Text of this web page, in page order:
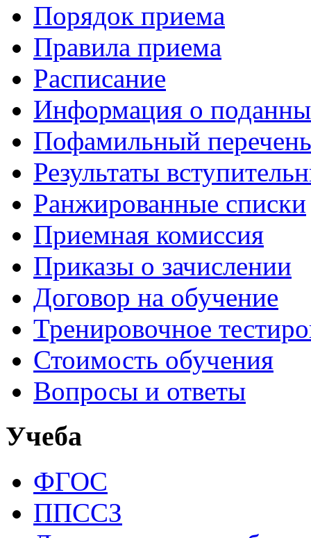
Порядок приема
Правила приема
Расписание
Информация о
Пофамильный
Результаты
Ранжированные списки
Приемная комиссия
Приказы о зачислении
Договор на обучение
Тренировочное
Стоимость обучения
Вопросы и ответы
Учеба
ФГОС
ППССЗ